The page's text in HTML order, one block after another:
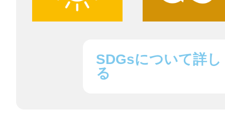
SDGsについて詳し
る